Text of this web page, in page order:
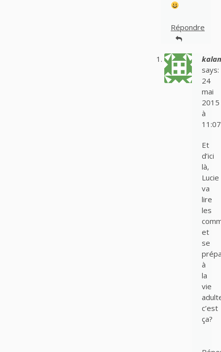
Répondre
says:
24
mai
2015
à
11:07
Et
d’ici
là,
Lucie
va
lire
les
et
se
à
la
vie
c’est
ça?